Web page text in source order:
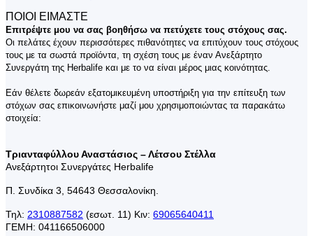
ΠΟΙΟΙ ΕΙΜΑΣΤΕ
Επιτρέψτε μου να σας βοηθήσω να πετύχετε τους στόχους σας.
Οι πελάτες έχουν περισσότερες πιθανότητες να επιτύχουν τους στόχους
τους με τα σωστά προϊόντα, τη σχέση τους με έναν Ανεξάρτητο
Συνεργάτη της Herbalife και με το να είναι μέρος μιας κοινότητας.
Εάν θέλετε δωρεάν εξατομικευμένη υποστήριξη για την επίτευξη των
στόχων σας επικοινωνήστε μαζί μου χρησιμοποιώντας τα παρακάτω
στοιχεία:
Τριανταφύλλου Αναστάσιος – Λέτσου Στέλλα
Ανεξάρτητοι Συνεργάτες Herbalife
Π. Συνδίκα 3, 54643 Θεσσαλονίκη.
Τηλ: 2310887582 (εσωτ. 11) Κιν: 69065640411
ΓΕΜΗ: 041166506000